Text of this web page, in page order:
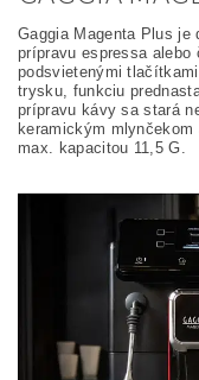
Gaggia Magenta Plus je
prípravu espressa alebo
podsvietenými
trysku, funkciu
prípravu kávy sa stará
keramickým
max. kapacitou 11,5 G.